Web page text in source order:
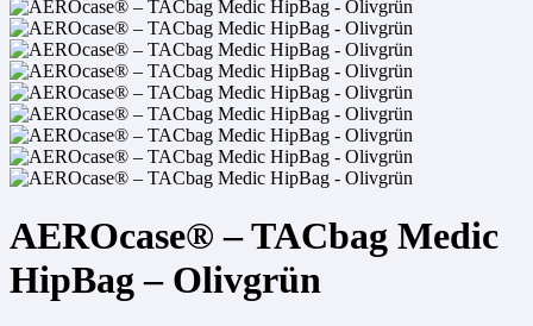
AEROcase® – TACbag Medic
HipBag – Olivgrün